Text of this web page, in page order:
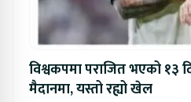
विश्वकपमा पराजित भएको १३
मैदानमा, यस्तो रह्यो खेल